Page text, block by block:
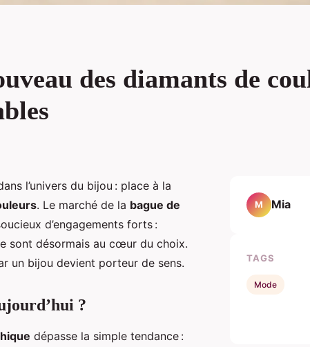
des diamants de
l’univers du bijou : place à la
. Le marché de la bague de
d’engagements forts :
sont désormais au cœur du choix.
un bijou devient porteur de sens.
?
dépasse la simple tendance :
M Mia
TAGS
Mode